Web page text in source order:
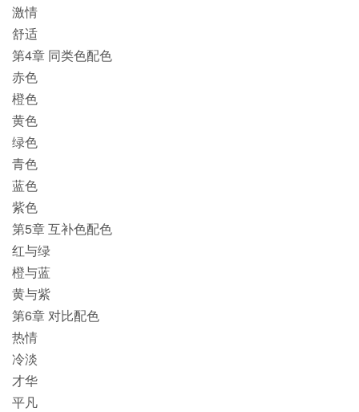
激情
舒适
第4章 同类色配色
赤色
橙色
黄色
绿色
青色
蓝色
紫色
第5章 互补色配色
红与绿
橙与蓝
黄与紫
第6章 对比配色
热情
冷淡
才华
平凡